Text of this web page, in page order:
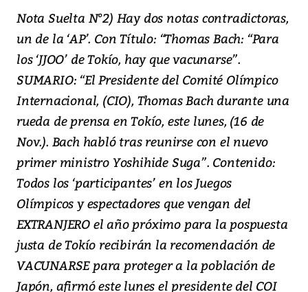
Nota Suelta N°2) Hay dos notas contradictoras,
un de la ‘AP’. Con Título: “Thomas Bach: “Para
los ‘JJOO’ de Tokío, hay que vacunarse”.
SUMARIO: “El Presidente del Comité Olímpico
Internacional, (CIO), Thomas Bach durante una
rueda de prensa en Tokío, este lunes, (16 de
Nov.). Bach habló tras reunirse con el nuevo
primer ministro Yoshihide Suga”. Contenido:
Todos los ‘participantes’ en los Juegos
Olímpicos y espectadores que vengan del
EXTRANJERO el año próximo para la pospuesta
justa de Tokío recibirán la recomendación de
VACUNARSE para proteger a la población de
Japón, afirmó este lunes el presidente del COI